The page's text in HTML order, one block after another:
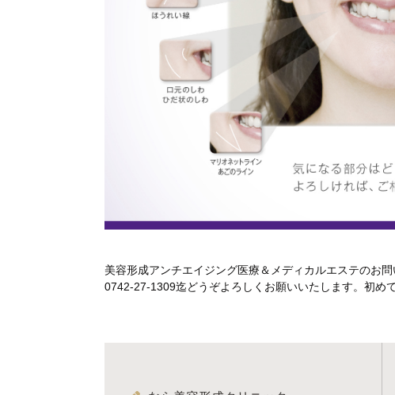
美容形成アンチエイジング医療＆メディカルエステのお
0742-27-1309迄どうぞよろしくお願いいたします。初め